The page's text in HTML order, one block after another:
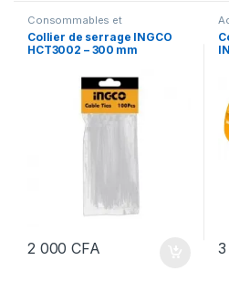
Consommables et
Accessoires Outillage
Collier de serrage INGCO
HCT3002 – 300 mm
2 000CFA